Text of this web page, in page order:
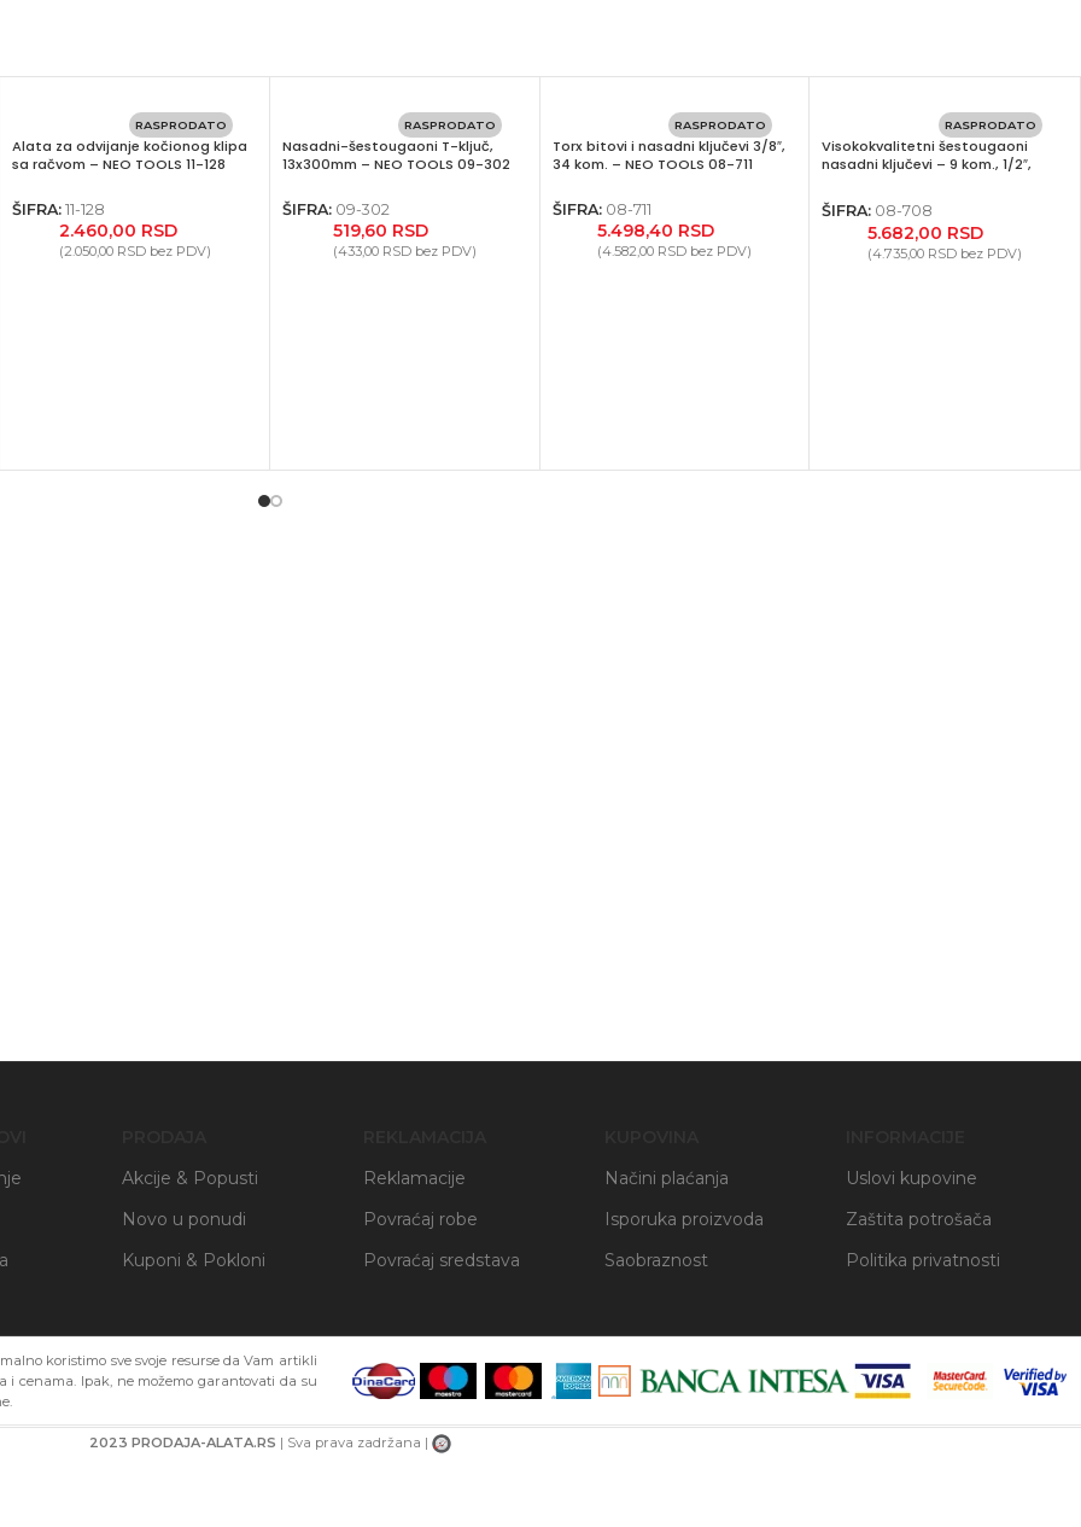
RASPRODATO
Alata za odvijanje kočionog klipa
sa račvom – NEO TOOLS 11-128
ŠIFRA:11-128
2.460,00 RSD
(2.050,00 RSDbez PDV)
RASPRODATO
Nasadni-šestougaoni T-ključ,
13x300mm – NEO TOOLS 09-302
ŠIFRA: 09-302
519,60 RSD
(433,00 RSDbez PDV)
RASPRODATO
Torx bitovi i nasadni ključevi 3/8″,
34 kom. – NEO TOOLS 08-711
ŠIFRA: 08-711
5.498,40 RSD
(4.582,00 RSDbez PDV)
RASPRODATO
Visokokvalitetni šestougaoni
nasadni ključevi – 9 kom., 1/2″,
ŠIFRA: 08-708
5.682,00 RSD
(4.735,00 RSDbez PDV)
Akcije & Popusti
Novo u ponudi
Kuponi & Pokloni
Reklamacije
Povraćaj robe
Povraćaj sredstava
Načini plaćanja
Isporuka proizvoda
Saobraznost
Uslovi kupovine
Zaštita potrošača
Politika privatnosti
koristimo sve svoje resurse da Vam artikli
cenama. Ipak, ne možemo garantovati da su
2023 PRODAJA-ALATA.RS | Sva prava zadržana |